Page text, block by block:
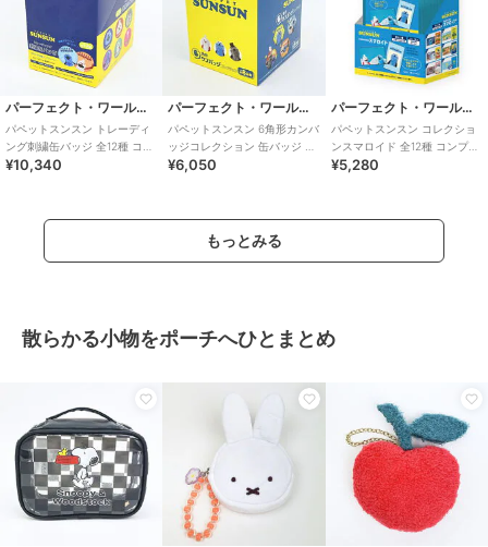
パーフェクト・ワールド・トーキョー
パペットスンスン トレーディ
ング刺繍缶バッジ 全12種 コン
プリートBOX
¥10,340
パーフェクト・ワールド・トーキョー
パペットスンスン 6角形カンバ
ッジコレクション 缶バッジ 全
8種 コンプリートBOX
¥6,050
パーフェクト・ワールド・トーキョー
パペットスンスン コレクショ
ンスマロイド 全12種 コンプリ
ートBOX
¥5,280
もっとみる
散らかる小物をポーチへひとまとめ